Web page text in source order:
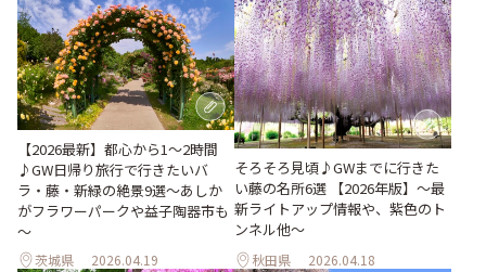
【2026最新】都心から1～2時間
♪GW日帰り旅行で行きたいバ
ラ・藤・新緑の絶景9選～あしか
がフラワーパークや益子陶器市も
～
茨城県 2026.04.19
そろそろ見頃♪GWまでに行きた
い藤の名所6選 【2026年版】～最
新ライトアップ情報や、紫色のト
ンネル他～
秋田県 2026.04.18